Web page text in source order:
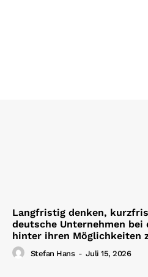
Langfristig denken,
deutsche Unternehmen bei
hinter ihren Möglichkeiten
Stefan Hans - Juli 15, 2026